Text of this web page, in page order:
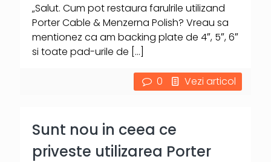
„Salut. Cum pot restaura farulrile utilizand
Porter Cable & Menzerna Polish? Vreau sa
mentionez ca am backing plate de 4″, 5″, 6″
si toate pad-urile de […]
0 Vezi articol
Sunt nou in ceea ce
priveste utilizarea Porter